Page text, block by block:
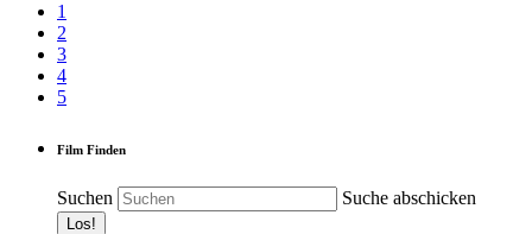
1
2
3
4
5
Film Finden
Suchen Suche abschicken